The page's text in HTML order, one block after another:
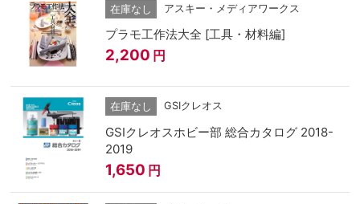
在庫なし アスキー・メディアワークス
プラモ工作法大全 [工具・材料編]
2,200 円
在庫なし GSIクレオス
GSIクレオスホビー部 総合カタログ 2018-
2019
1,650 円